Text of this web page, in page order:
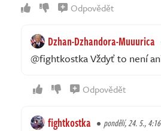
Odpovědět
Dzhan-Dzhandora-Muuurica
@fightkostka Vždyť to není
Odpovědět
fightkostka pondělí, 24. 5., 4:16